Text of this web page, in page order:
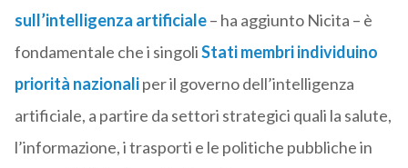
sull’intelligenza artificiale– ha aggiunto Nicita – è
fondamentale che i singoliStati membri individuino
priorità nazionaliper il governo dell’intelligenza
artificiale, a partire da settori strategici quali la salute,
l’informazione, i trasporti e le politiche pubbliche in